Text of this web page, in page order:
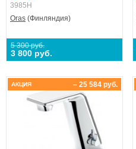
3985H
Oras (Финляндия)
5 300 руб.
3 800 руб.
– 25 584 руб.
АКЦИЯ